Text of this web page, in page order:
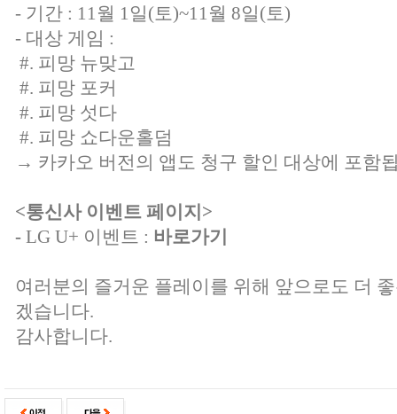
- 기간 : 11월 1일(토)~11월 8일(토)
- 대상 게임 :
#. 피망 뉴맞고
#. 피망 포커
#. 피망 섯다
#. 피망 쇼다운홀덤
→ 카카오 버전의 앱도 청구 할인 대상에 포함
<통신사 이벤트 페이지>
- LG U+ 이벤트 : 바로가기
여러분의 즐거운 플레이를 위해 앞으로도 더
겠습니다.
감사합니다.